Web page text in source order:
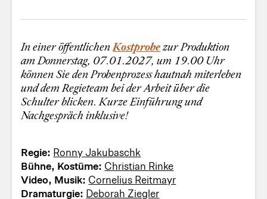
In einer öffentlichenKostprobezur Produktion
am Donnerstag, 07.01.2027, um 19.00 Uhr
können Sie den Probenprozess hautnah miterleben
und dem Regieteam bei der Arbeit über die
Schulter blicken. Kurze Einführung und
Nachgespräch inklusive!
Regie: Ronny Jakubaschk
Bühne, Kostüme: Christian Rinke
Video, Musik: Cornelius Reitmayr
Dramaturgie: Deborah Ziegler